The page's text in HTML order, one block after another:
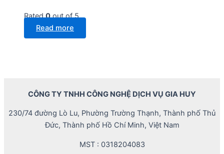
Rated0out of 5
Read more
CÔNG TY TNHH CÔNG NGHỆ DỊCH VỤ GIA HUY
230/74 đường Lò Lu, Phường Trường Thạnh, Thành phố Thủ
Đức, Thành phố Hồ Chí Minh, Việt Nam
MST : 0318204083